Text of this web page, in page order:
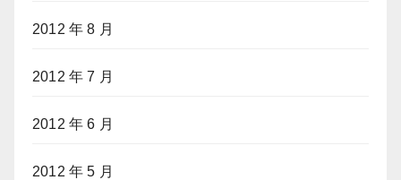
2012 年 8 月
2012 年 7 月
2012 年 6 月
2012 年 5 月